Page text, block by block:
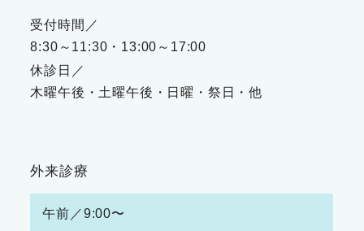
受付時間／
8:30～11:30・13:00～17:00
休診日／
木曜午後・土曜午後・日曜・祭日・他
外来診療
午前／9:00〜